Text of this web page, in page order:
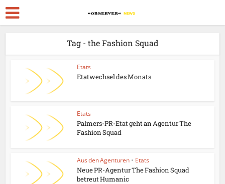
Tag - the Fashion Squad
Etats
Etatwechsel des Monats
Etats
Palmers-PR-Etat geht an Agentur The
Fashion Squad
Aus den Agenturen • Etats
Neue PR-Agentur The Fashion Squad
betreut Humanic